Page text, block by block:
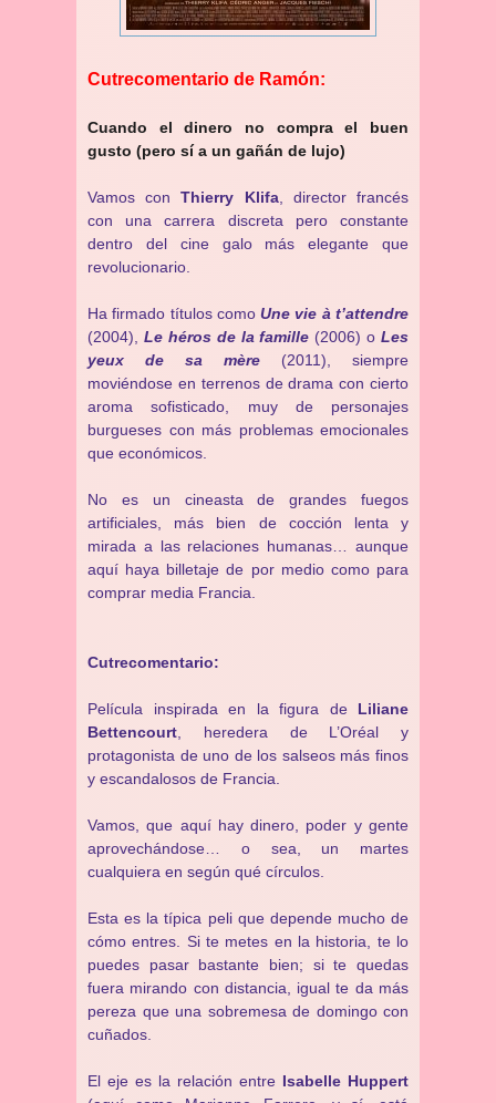
Cutrecomentario de Ramón:
Cuando el dinero no compra el buen
gusto (pero sí a un gañán de lujo)
Vamos conThierry Klifa, director francés
con una carrera discreta pero constante
dentro del cine galo más elegante que
revolucionario.
Ha firmado títulos comoUne vie à t’attendre
(2004), Le héros de la famille (2006) o Les
yeux de sa mère (2011), siempre
moviéndose en terrenos de drama con cierto
aroma sofisticado, muy de personajes
burgueses con más problemas emocionales
que económicos.
No es un cineasta de grandes fuegos
artificiales, más bien de cocción lenta y
mirada a las relaciones humanas… aunque
aquí haya billetaje de por medio como para
comprar media Francia.
Cutrecomentario:
Película inspirada en la figura de Liliane
Bettencourt , heredera de L’Oréal y
protagonista de uno de los salseos más finos
y escandalosos de Francia.
Vamos, que aquí hay dinero, poder y gente
aprovechándose… o sea, un martes
cualquiera en según qué círculos.
Esta es la típica peli que depende mucho de
cómo entres. Si te metes en la historia, te lo
puedes pasar bastante bien; si te quedas
fuera mirando con distancia, igual te da más
pereza que una sobremesa de domingo con
cuñados.
El eje es la relación entre Isabelle Huppert